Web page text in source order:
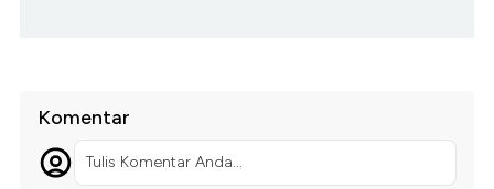
Komentar
Tulis Komentar Anda...